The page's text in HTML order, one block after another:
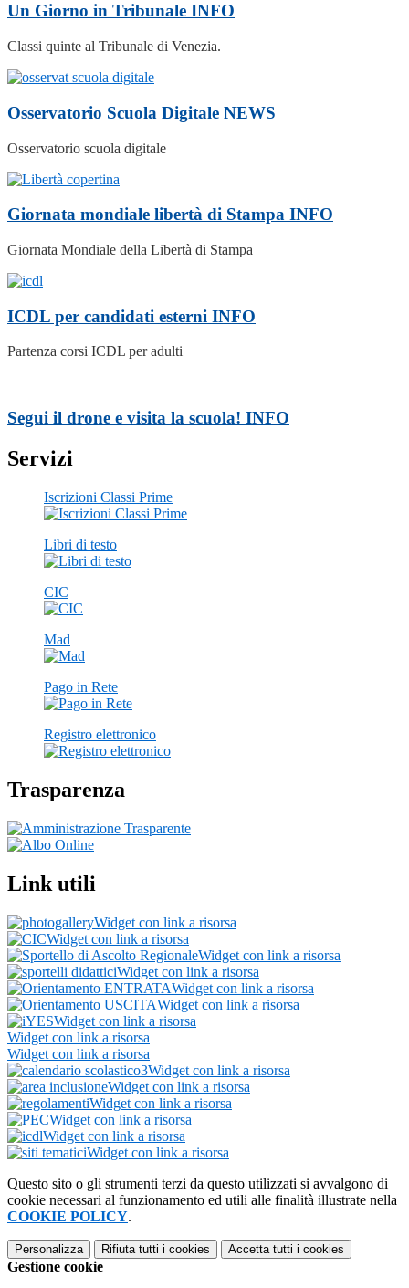
Un Giorno in Tribunale INFO
Classi quinte al Tribunale di Venezia.
Osservatorio Scuola Digitale NEWS
Osservatorio scuola digitale
Giornata mondiale libertà di Stampa INFO
Giornata Mondiale della Libertà di Stampa
ICDL per candidati esterni INFO
Partenza corsi ICDL per adulti
Segui il drone e visita la scuola! INFO
Servizi
Iscrizioni Classi Prime
Libri di testo
CIC
Mad
Pago in Rete
Registro elettronico
Trasparenza
Link utili
Widget con link a risorsa
Widget con link a risorsa
Widget con link a risorsa
Widget con link a risorsa
Widget con link a risorsa
Widget con link a risorsa
Widget con link a risorsa
Widget con link a risorsa
Widget con link a risorsa
Widget con link a risorsa
Widget con link a risorsa
Widget con link a risorsa
Widget con link a risorsa
Widget con link a risorsa
Widget con link a risorsa
Questo sito o gli strumenti terzi da questo utilizzati si avvalgono di
cookie necessari al funzionamento ed utili alle finalità illustrate nella
COOKIE POLICY.
Personalizza Rifiuta tutti i cookies Accetta tutti i cookies
Gestione cookie